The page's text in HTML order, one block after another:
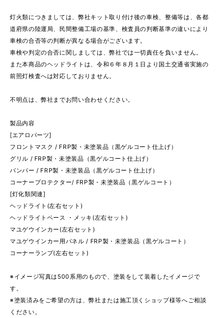
灯火類につきましては、弊社キット取り付け後の車検、整備等は、各都
道府県の陸運局、民間整備工場の基準、検査員の判断基準の違いにより
車検の合否等の判断が異なる場合がございます。
車検や判定の合否に関しましては、弊社では一切責任を負いません。
また本商品のヘッドライトは、令和６年８月１日より国土交通省実施の
前照灯検査へは対応しておりません。
不明点は、弊社までお問い合わせください。
製品内容
[エアロパーツ]
フロントマスク / FRP製・未塗装品（黒ゲルコート仕上げ）
グリル / FRP製・未塗装品（黒ゲルコート仕上げ）
バンパー / FRP製・未塗装品（黒ゲルコート仕上げ）
コーナープロテクター/ FRP製・未塗装品（黒ゲルコート）
[灯化類関連]
ヘッドライト(左右セット)
ヘッドライトベース ・メッキ(左右セット)
マユゲウインカー(左右セット)
マユゲウインカー用パネル / FRP製・未塗装品（黒ゲルコート）
コーナーランプ(左右セット)
※イメージ写真は500系用のもので、塗装をして装着したイメージで
す。
※塗装済みをご希望の方は、弊社または施工頂くショップ様等へご相談
ください。